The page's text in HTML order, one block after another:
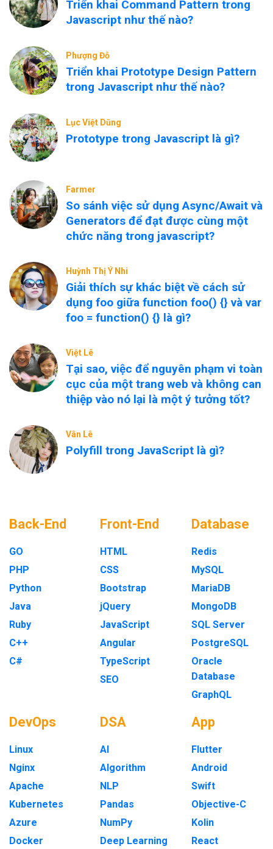
Triển khai Command Pattern trong
Javascript như thế nào?
Phượng Đỗ
Triển khai Prototype Design Pattern
trong Javascript như thế nào?
Lục Việt Dũng
Prototype trong Javascript là gì?
Farmer
So sánh việc sử dụng Async/Await và
Generators để đạt được cùng một
chức năng trong javascript?
Huỳnh Thị Ý Nhi
Giải thích sự khác biệt về cách sử
dụng foo giữa function foo() {} và var
foo = function() {} là gì?
Việt Lê
Tại sao, việc để nguyên phạm vi toàn
cục của một trang web và không can
thiệp vào nó lại là một ý tưởng tốt?
Vân Lê
Polyfill trong JavaScript là gì?
Back-End
GO
PHP
Python
Java
Ruby
C++
C#
Front-End
HTML
CSS
Bootstrap
jQuery
JavaScript
Angular
TypeScript
SEO
Database
Redis
MySQL
MariaDB
MongoDB
SQL Server
PostgreSQL
Oracle
Database
GraphQL
DevOps
Linux
Nginx
Apache
Kubernetes
Azure
Docker
DSA
AI
Algorithm
NLP
Pandas
NumPy
Deep Learning
App
Flutter
Android
Swift
Objective-C
Kolin
React